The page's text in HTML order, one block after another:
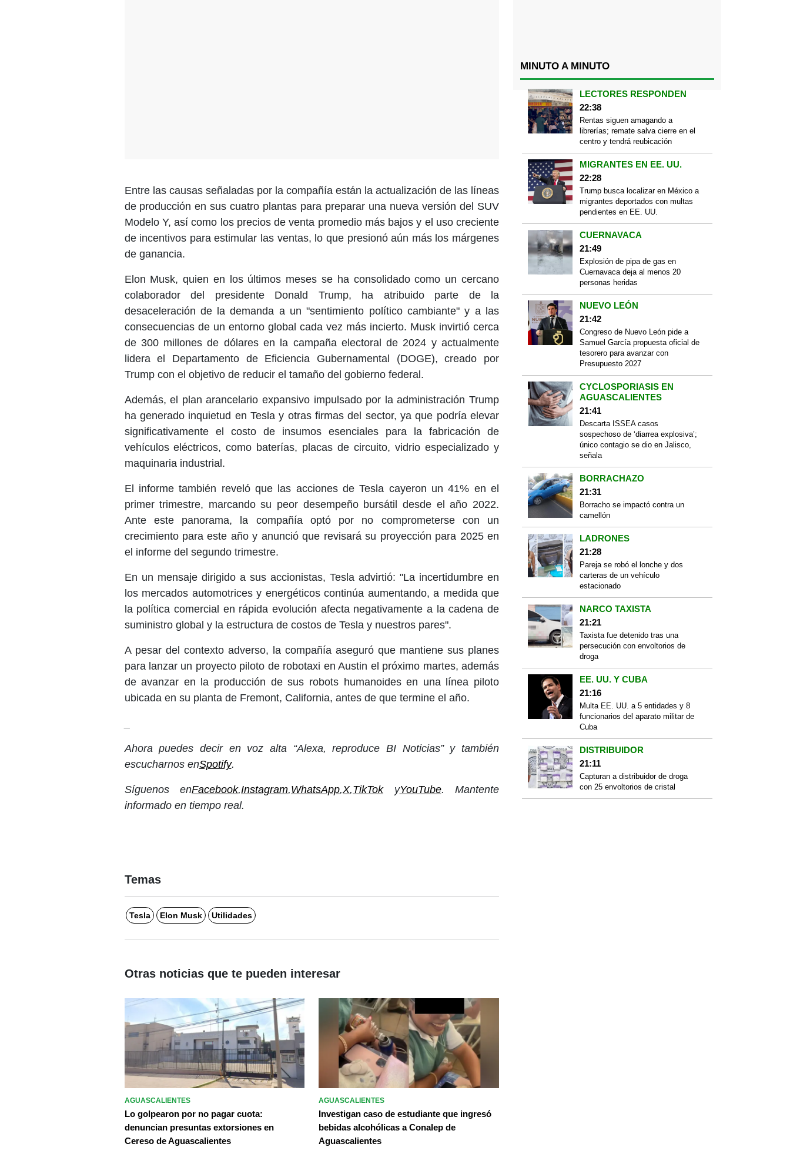
Entre las causas señaladas por la compañía están la actualización de las líneas
de producción en sus cuatro plantas para preparar una nueva versión del SUV
Modelo Y, así como los precios de venta promedio más bajos y el uso creciente
de incentivos para estimular las ventas, lo que presionó aún más los márgenes
de ganancia.
Elon Musk, quien en los últimos meses se ha consolidado como un cercano
colaborador del presidente Donald Trump, ha atribuido parte de la
desaceleración de la demanda a un "sentimiento político cambiante" y a las
consecuencias de un entorno global cada vez más incierto. Musk invirtió cerca
de 300 millones de dólares en la campaña electoral de 2024 y actualmente
lidera el Departamento de Eficiencia Gubernamental (DOGE), creado por
Trump con el objetivo de reducir el tamaño del gobierno federal.
Además, el plan arancelario expansivo impulsado por la administración Trump
ha generado inquietud en Tesla y otras firmas del sector, ya que podría elevar
significativamente el costo de insumos esenciales para la fabricación de
vehículos eléctricos, como baterías, placas de circuito, vidrio especializado y
maquinaria industrial.
El informe también reveló que las acciones de Tesla cayeron un 41% en el
primer trimestre, marcando su peor desempeño bursátil desde el año 2022.
Ante este panorama, la compañía optó por no comprometerse con un
crecimiento para este año y anunció que revisará su proyección para 2025 en
el informe del segundo trimestre.
En un mensaje dirigido a sus accionistas, Tesla advirtió: "La incertidumbre en
los mercados automotrices y energéticos continúa aumentando, a medida que
la política comercial en rápida evolución afecta negativamente a la cadena de
suministro global y la estructura de costos de Tesla y nuestros pares".
A pesar del contexto adverso, la compañía aseguró que mantiene sus planes
para lanzar un proyecto piloto de robotaxi en Austin el próximo martes, además
de avanzar en la producción de sus robots humanoides en una línea piloto
ubicada en su planta de Fremont, California, antes de que termine el año.
Ahora puedes decir en voz alta “Alexa, reproduce BI Noticias” y también
escucharnos enSpotify.
Síguenos enFacebook,Instagram,WhatsApp,X,TikTokyYouTube. Mantente
informado en tiempo real.
Temas
Tesla Elon Musk Utilidades
MINUTO A MINUTO
LECTORES RESPONDEN
22:38
Rentas siguen amagando a
librerías; remate salva cierre en el
centro y tendrá reubicación
MIGRANTES EN EE. UU.
22:28
Trump busca localizar en México a
migrantes deportados con multas
pendientes en EE. UU.
CUERNAVACA
21:49
Explosión de pipa de gas en
Cuernavaca deja al menos 20
personas heridas
NUEVO LEÓN
21:42
Congreso de Nuevo León pide a
Samuel García propuesta oficial de
tesorero para avanzar con
Presupuesto 2027
CYCLOSPORIASIS EN
AGUASCALIENTES
21:41
Descarta ISSEA casos
sospechoso de ‘diarrea explosiva’;
único contagio se dio en Jalisco,
señala
BORRACHAZO
21:31
Borracho se impactó contra un
camellón
LADRONES
21:28
Pareja se robó el lonche y dos
carteras de un vehículo
estacionado
NARCO TAXISTA
21:21
Taxista fue detenido tras una
persecución con envoltorios de
droga
EE. UU. Y CUBA
21:16
Multa EE. UU. a 5 entidades y 8
funcionarios del aparato militar de
Cuba
DISTRIBUIDOR
21:11
Capturan a distribuidor de droga
con 25 envoltorios de cristal
Otras noticias que te pueden interesar
AGUASCALIENTES
Lo golpearon por no pagar cuota:
denuncian presuntas extorsiones en
Cereso de Aguascalientes
AGUASCALIENTES
Investigan caso de estudiante que ingresó
bebidas alcohólicas a Conalep de
Aguascalientes